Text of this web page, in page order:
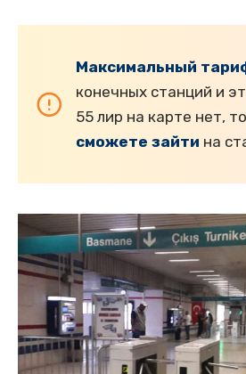
Максимальный
конечных станций и
55 лир на карте нет,
сможете зайти на